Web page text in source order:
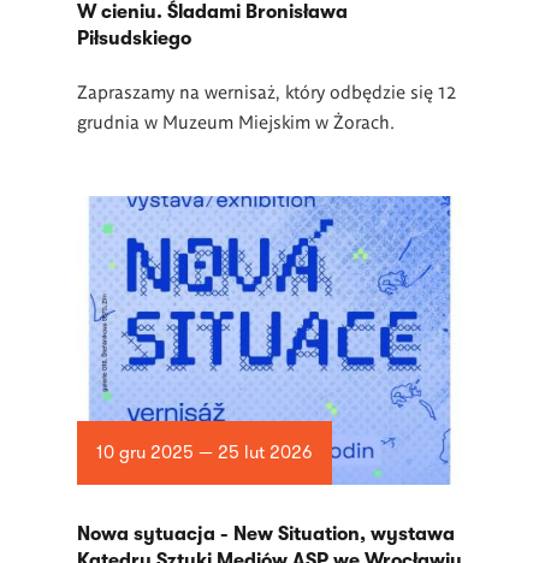
W cieniu. Śladami Bronisława
Piłsudskiego
Zapraszamy na wernisaż, który odbędzie się 12
grudnia w Muzeum Miejskim w Żorach.
10 gru 2025 — 25 lut 2026
Nowa sytuacja - New Situation, wystawa